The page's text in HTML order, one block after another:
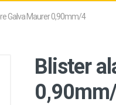
Galva Maurer 0,90mm/4
Blister